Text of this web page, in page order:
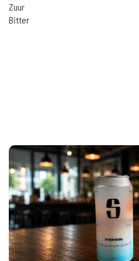
Zuur
Bitter